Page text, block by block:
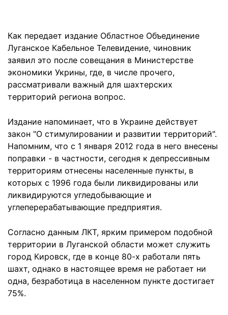
Как передает издание Областное Объединение
Луганское Кабельное Телевидение, чиновник
заявил это после совещания в Министерстве
экономики Укрины, где, в числе прочего,
рассматривали важный для шахтерских
территорий региона вопрос.
Издание напоминает, что в Украине действует
закон "О стимулировании и развитии территорий".
Напомним, что с 1 января 2012 года в него внесены
поправки - в частности, сегодня к депрессивным
территориям отнесены населенные пункты, в
которых с 1996 года были ликвидированы или
ликвидируются угледобывающие и
углеперерабатывающие предприятия.
Согласно данным ЛКТ, ярким примером подобной
территории в Луганской области может служить
город Кировск, где в конце 80-х работали пять
шахт, однако в настоящее время не работает ни
одна, безработица в населенном пункте достигает
75%.